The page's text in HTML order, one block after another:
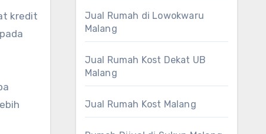
kredit
Jual Rumah di Lowokwaru
Malang
Jual Rumah Kost Dekat UB
Malang
Jual Rumah Kost Malang